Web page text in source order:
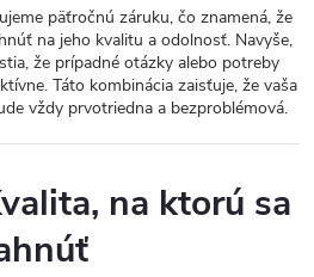
päťročnú záruku, čo znamená, že
na jeho kvalitu a odolnosť. Navyše,
že prípadné otázky alebo potreby
Táto kombinácia zaisťuje, že vaša
vždy prvotriedna a bezproblémová.
na ktorú sa